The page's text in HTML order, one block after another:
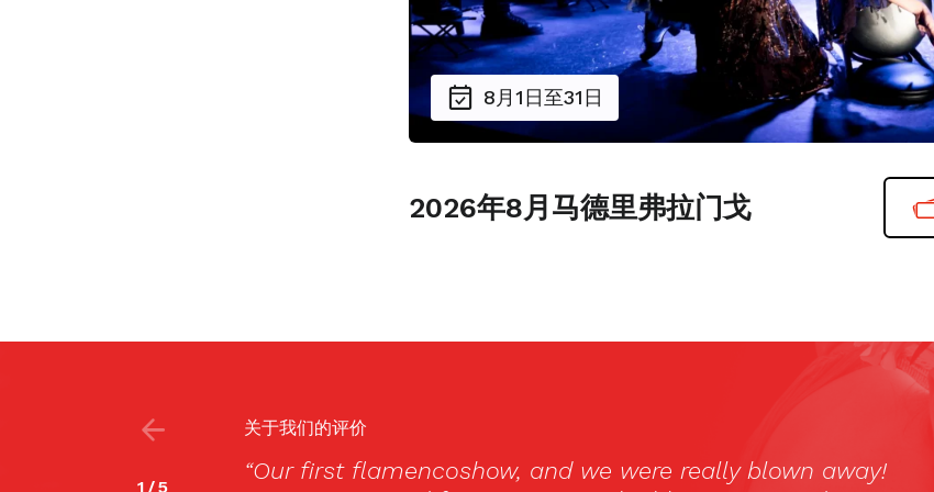
8月1日至31日
2026年8月马德里弗拉门戈
关于我们的评价
对不起，此内容只适用于Español，English和Русский 。
2 /5